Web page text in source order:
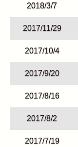
2018/3/7
2017/11/29
2017/10/4
2017/9/20
2017/8/16
2017/8/2
2017/7/19